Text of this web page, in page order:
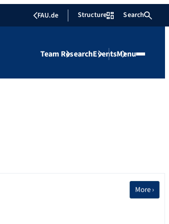
FAU.de Structure Search
Team ResearchEventsMenu
More ›